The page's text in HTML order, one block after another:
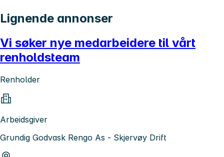
Lignende annonser
Vi søker nye medarbeidere til vårt
renholdsteam
Renholder
Arbeidsgiver
Grundig Godvask Rengo As - Skjervøy Drift